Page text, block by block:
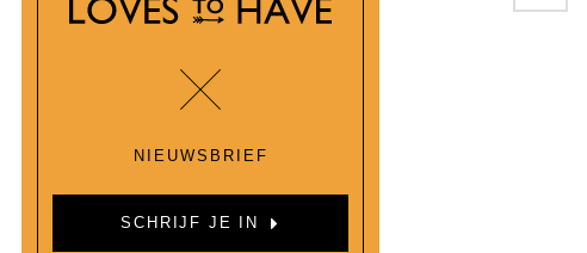
NIEUWSBRIEF
SCHRIJF JE IN